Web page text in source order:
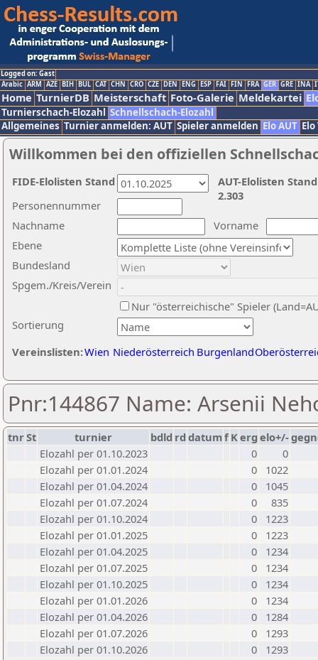
Logged on: Gast
Arabic ARM AZE BIH BUL CAT CHN CRO CZE DEN ENG ESP FAI FIN FRA GER GRE INA
Home TurnierDB Meisterschaft Foto-Galerie Meldekartei
Turnierschach-Elozahl Schnellschach-Elozahl
Allgemeines Turnier anmelden: AUT Spieler anmelden Elo AUT
Willkommen bei den offiziellen
Nachname
Vorname
Ebene
Sortierung
Personennummer
Bundesland
Spgem./Kreis/Verein
Nur "österreichische" Spieler
Vereinslisten:Wien Niederösterreich Burgenland
AUT-Elolisten
2.303
FIDE-Elolisten Stand
Pnr:144867 Name: Arsenii
tnrSt turnier bdld rd datumf Kerg elo+/-
Elozahl per 01.10.2023
0
0
Elozahl per 01.01.2024
0
1022
Elozahl per 01.04.2024
0
1045
Elozahl per 01.07.2024
0
835
Elozahl per 01.10.2024
0
1223
Elozahl per 01.01.2025
0
1223
Elozahl per 01.04.2025
0
1234
Elozahl per 01.07.2025
0
1234
Elozahl per 01.10.2025
0
1234
Elozahl per 01.01.2026
0
1234
Elozahl per 01.04.2026
0
1284
Elozahl per 01.07.2026
0
1293
Elozahl per 01.10.2026
0 1293